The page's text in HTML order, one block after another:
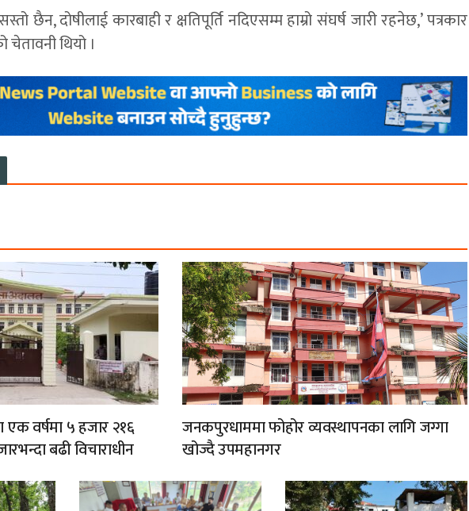
छैन, दोषीलाई कारबाही र क्षतिपूर्ति नदिएसम्म हाम्रो संघर्ष जारी रहनेछ,’ पत्रकार
चेतावनी थियो ।
वर्षमा ५ हजार २१६
बढी विचाराधीन
जनकपुरधाममा फोहोर व्यवस्थापनका लागि जग्गा
खोज्दै उपमहानगर